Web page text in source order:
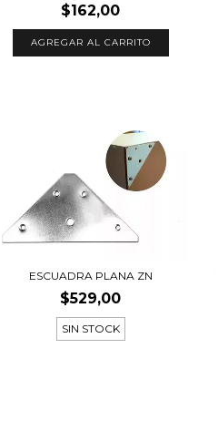
$162,00
AGREGAR AL CARRITO
ESCUADRA PLANA ZN
$529,00
SIN STOCK